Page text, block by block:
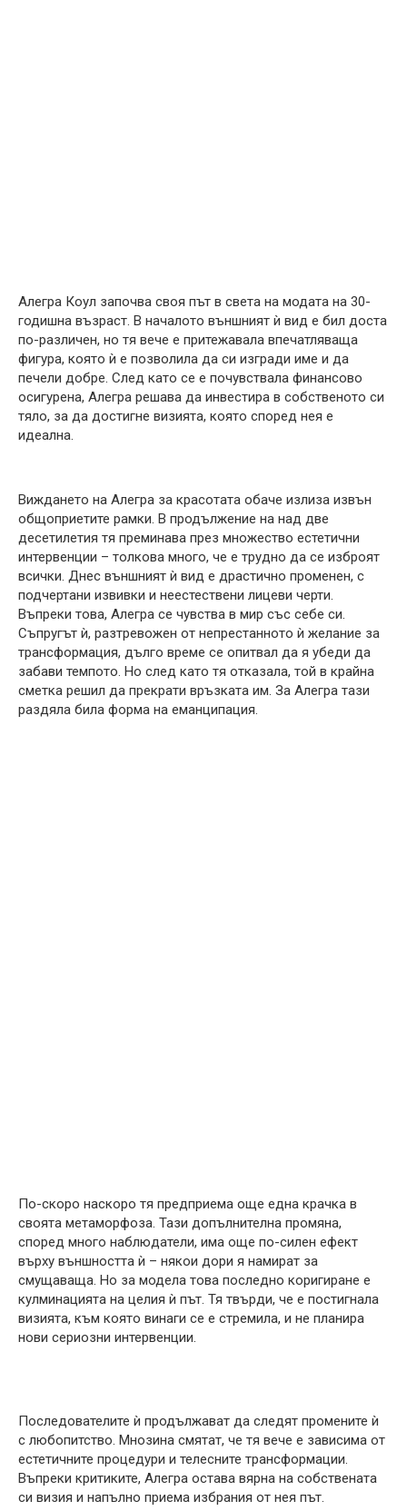
Алегра Коул започва своя път в света на модата на 30-
годишна възраст. В началото външният ѝ вид е бил доста
по-различен, но тя вече е притежавала впечатляваща
фигура, която ѝ е позволила да си изгради име и да
печели добре. След като се е почувствала финансово
осигурена, Алегра решава да инвестира в собственото си
тяло, за да достигне визията, която според нея е
идеална.
Виждането на Алегра за красотата обаче излиза извън
общоприетите рамки. В продължение на над две
десетилетия тя преминава през множество естетични
интервенции – толкова много, че е трудно да се изброят
всички. Днес външният ѝ вид е драстично променен, с
подчертани извивки и неестествени лицеви черти.
Въпреки това, Алегра се чувства в мир със себе си.
Съпругът ѝ, разтревожен от непрестанното ѝ желание за
трансформация, дълго време се опитвал да я убеди да
забави темпото. Но след като тя отказала, той в крайна
сметка решил да прекрати връзката им. За Алегра тази
раздяла била форма на еманципация.
По-скоро наскоро тя предприема още една крачка в
своята метаморфоза. Тази допълнителна промяна,
според много наблюдатели, има още по-силен ефект
върху външността ѝ – някои дори я намират за
смущаваща. Но за модела това последно коригиране е
кулминацията на целия ѝ път. Тя твърди, че е постигнала
визията, към която винаги се е стремила, и не планира
нови сериозни интервенции.
Последователите ѝ продължават да следят промените ѝ
с любопитство. Мнозина смятат, че тя вече е зависима от
естетичните процедури и телесните трансформации.
Въпреки критиките, Алегра остава вярна на собствената
си визия и напълно приема избрания от нея път.